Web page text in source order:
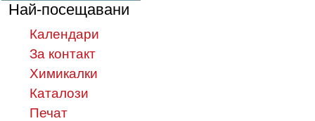
Най-посещавани
Календари
За контакт
Химикалки
Каталози
Печат